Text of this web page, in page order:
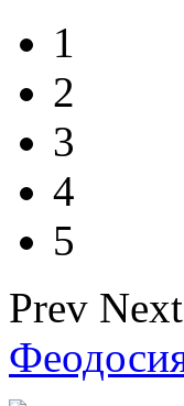
1
2
3
4
5
Prev Next